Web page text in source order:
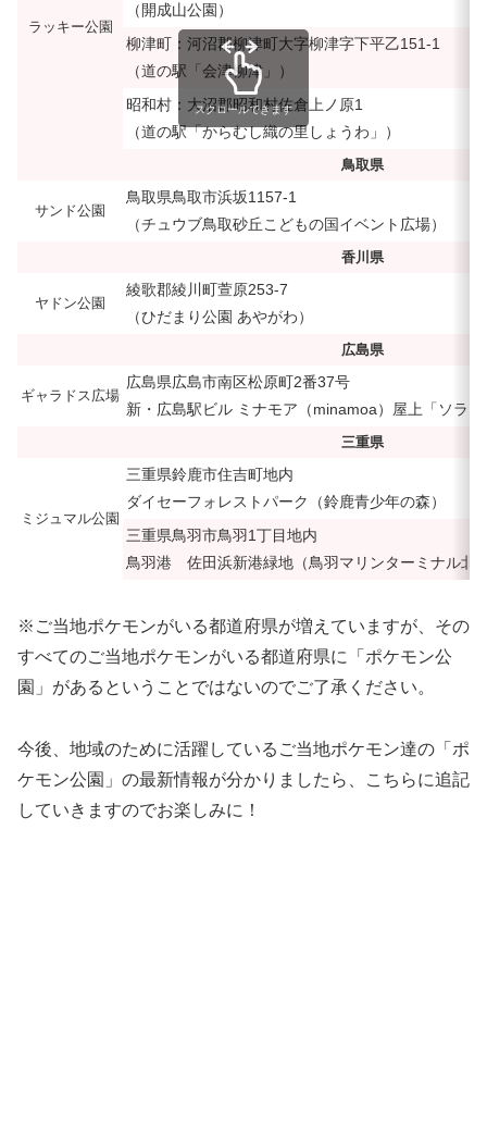
ラッキー公園
（開成山公園）
柳津町：河沼郡柳津町大字柳津字下平乙151-1
（道の駅「会津柳津」）
昭和村：大沼郡昭和村佐倉上ノ原1
（道の駅「からむし織の里しょうわ」）
鳥取県
サンド公園
鳥取県鳥取市浜坂1157-1
（チュウブ鳥取砂丘こどもの国イベント広場）
香川県
ヤドン公園
綾歌郡綾川町萱原253-7
（ひだまり公園 あやがわ）
広島県
ギャラドス広場
広島県広島市南区松原町2番37号
新・広島駅ビル ミナモア（minamoa）屋上「ソラ
三重県
ミジュマル公園
三重県鈴鹿市住吉町地内
ダイセーフォレストパーク（鈴鹿青少年の森）
三重県鳥羽市鳥羽1丁目地内
鳥羽港 佐田浜新港緑地（鳥羽マリンターミナル北
スクロールできます
※ご当地ポケモンがいる都道府県が増えていますが、その
すべてのご当地ポケモンがいる都道府県に「ポケモン公
園」があるということではないのでご了承ください。
今後、地域のために活躍しているご当地ポケモン達の「ポ
ケモン公園」の最新情報が分かりましたら、こちらに追記
していきますのでお楽しみに！